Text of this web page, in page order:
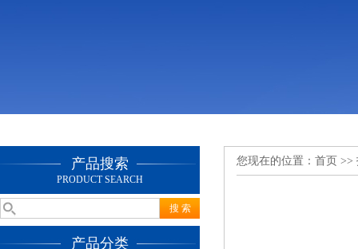
产品搜索
PRODUCT SEARCH
产品分类
您现在的位置： 首页 >>